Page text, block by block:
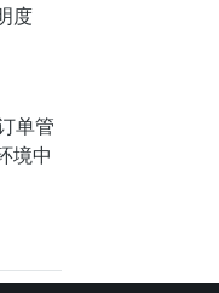
度
单管
境中